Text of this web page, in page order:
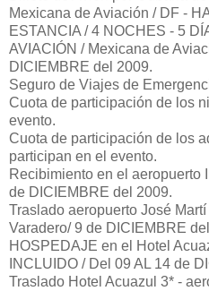
Mexicana de Aviación / DF -
ESTANCIA / 4 NOCHES - 5
AVIACIÓN / Mexicana de
DICIEMBRE del 2009.
Seguro de Viajes de
Cuota de participación de los
evento.
Cuota de participación de los
participan en el evento.
Recibimiento en el aeropuerto
de DICIEMBRE del 2009.
Traslado aeropuerto José
Varadero/ 9 de DICIEMBRE
HOSPEDAJE en el Hotel
INCLUIDO / Del 09 AL 14 de
Traslado Hotel Acuazul 3* -